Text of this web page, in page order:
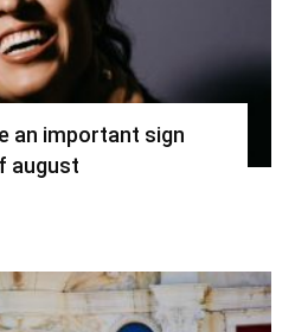
an important sign
august